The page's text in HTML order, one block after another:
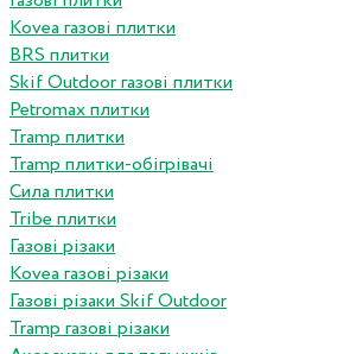
Kovea газові плитки
BRS плитки
Skif Outdoor газові плитки
Petromax плитки
Tramp плитки
Tramp плитки-обігрівачі
Сила плитки
Tribe плитки
Газові різаки
Kovea газові різаки
Газові різаки Skif Outdoor
Tramp газові різаки